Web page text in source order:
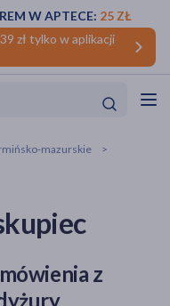
zł tylko w aplikacji
W APTECE: 25 ZŁ
mazurskie
z